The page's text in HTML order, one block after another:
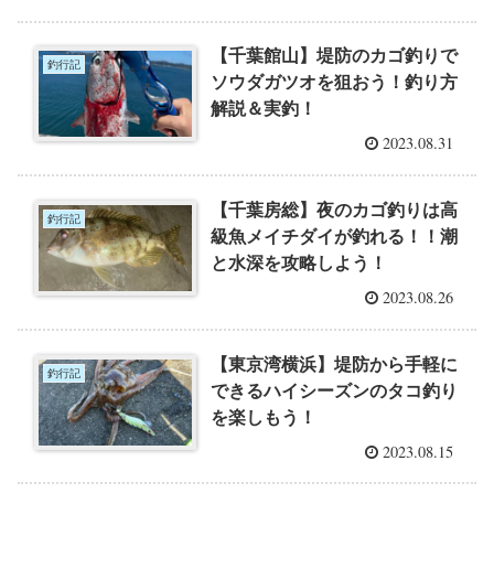
釣行記
【千葉館山】堤防のカゴ釣りで
ソウダガツオを狙おう！釣り方
解説＆実釣！
2023.08.31
釣行記
【千葉房総】夜のカゴ釣りは高
級魚メイチダイが釣れる！！潮
と水深を攻略しよう！
2023.08.26
釣行記
【東京湾横浜】堤防から手軽に
できるハイシーズンのタコ釣り
を楽しもう！
2023.08.15